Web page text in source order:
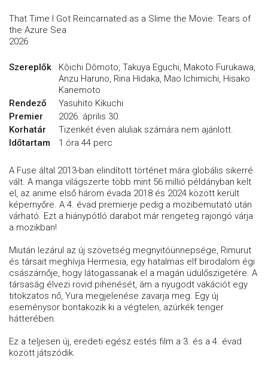
That Time I Got Reincarnated as a Slime the Movie: Tears of
the Azure Sea
2026
Szereplők
Kôichi Dômoto, Takuya Eguchi, Makoto Furukawa,
Anzu Haruno, Rina Hidaka, Mao Ichimichi, Hisako
Kanemoto
Rendező
Yasuhito Kikuchi
Premier
2026. április 30.
Korhatár
Tizenkét éven aluliak számára nem ajánlott.
Időtartam
1 óra 44 perc
A Fuse által 2013-ban elindított történet mára globális sikerré
vált. A manga világszerte több mint 56 millió példányban kelt
el, az anime első három évada 2018 és 2024 között került
képernyőre. A 4. évad premierje pedig a mozibemutató után
várható. Ezt a hiánypótló darabot már rengeteg rajongó várja
a mozikban!
Miután lezárul az új szövetség megnyitóünnepsége, Rimurut
és társait meghívja Hermesia, egy hatalmas elf birodalom égi
császárnője, hogy látogassanak el a magán üdülőszigetére. A
társaság élvezi rövid pihenését, ám a nyugodt vakációt egy
titokzatos nő, Yura megjelenése zavarja meg. Egy új
eseménysor bontakozik ki a végtelen, azúrkék tenger
hátterében.
Ez a teljesen új, eredeti egész estés film a 3. és a 4. évad
között játszódik.